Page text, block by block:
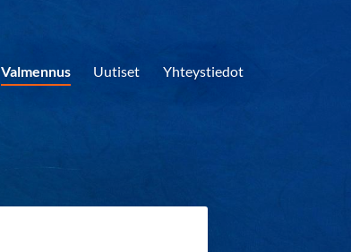
Valmennus Uutiset Yhteystiedot